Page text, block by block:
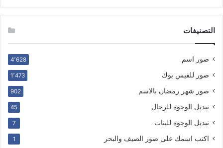
التصنيفات
صور اسم 4٬628
صور للفيس بوك 1٬473
صور شهر رمضان بالاسم 902
تبديل الوجوه للرجال 45
تبديل الوجوه للبنات 7
اكتب اسمك على صور الصيف والبحر 1